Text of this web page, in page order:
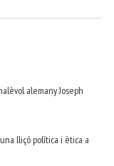
alemany Joseph
lliçó política i ètica a